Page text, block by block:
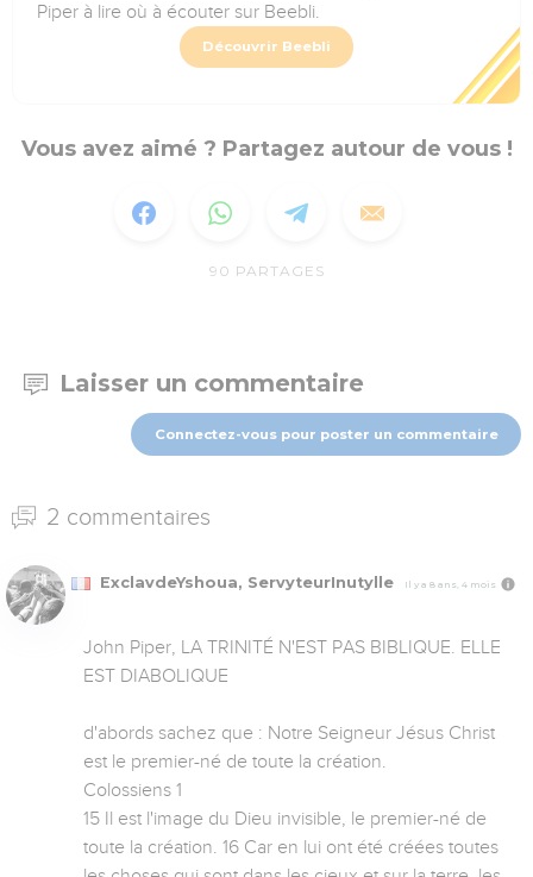
Piper à lire où à écouter sur Beebli.
Découvrir Beebli
Vous avez aimé ? Partagez autour de vous !
90 PARTAGES
Laisser un commentaire
Connectez-vous pour poster un commentaire
2 commentaires
ExclavdeYshoua, ServyteurInutylle Il y a 8 ans, 4 mois
John Piper, LA TRINITÉ N'EST PAS BIBLIQUE. ELLE
EST DIABOLIQUE
d'abords sachez que : Notre Seigneur Jésus Christ
est le premier-né de toute la création.
Colossiens 1
15 Il est l'image du Dieu invisible, le premier-né de
toute la création. 16 Car en lui ont été créées toutes